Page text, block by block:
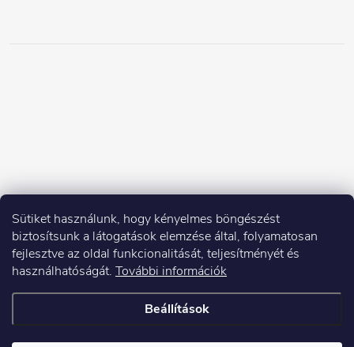
Sütiket használunk, hogy kényelmes böngészést
biztosítsunk a látogatások elemzése által, folyamatosan
fejlesztve az oldal funkcionalitását, teljesítményét és
használhatóságát. További információk
Beállítások
Copyright 2026Elektroshock.hu. Minden jog fenntartva.